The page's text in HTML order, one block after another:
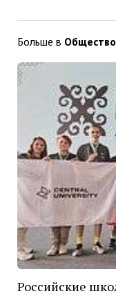
Больше в Общество
Российские